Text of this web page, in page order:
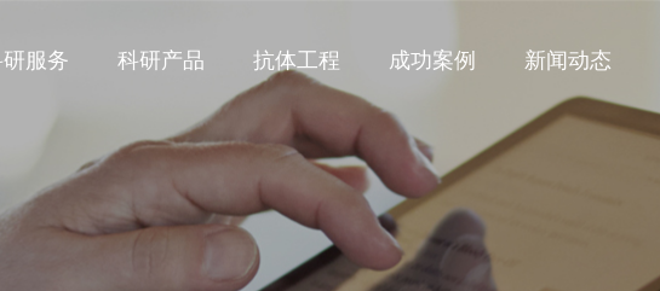
服务 科研产品 抗体工程 成功案例 新闻动态